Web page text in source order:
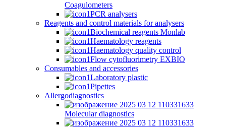
Coagulometers
PCR analysers
Reagents and control materials for analysers
Biochemical reagents Monlab
Haematology reagents
Haematology quality control
Flow cytofluorimetry EXBIO
Consumables and accessories
Laboratory plastic
Pipettes
Allergodiagnostics
Molecular diagnostics